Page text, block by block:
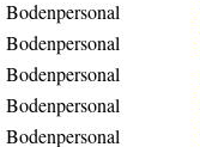
Bodenpersonal
Bodenpersonal
Bodenpersonal
Bodenpersonal
Bodenpersonal